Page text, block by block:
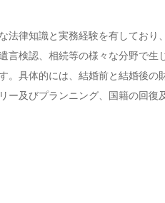
法律知識と実務経験を有してお
言検認、相続等の様々な分野で
。具体的には、結婚前と結婚後
ー及びプランニング、国籍の回